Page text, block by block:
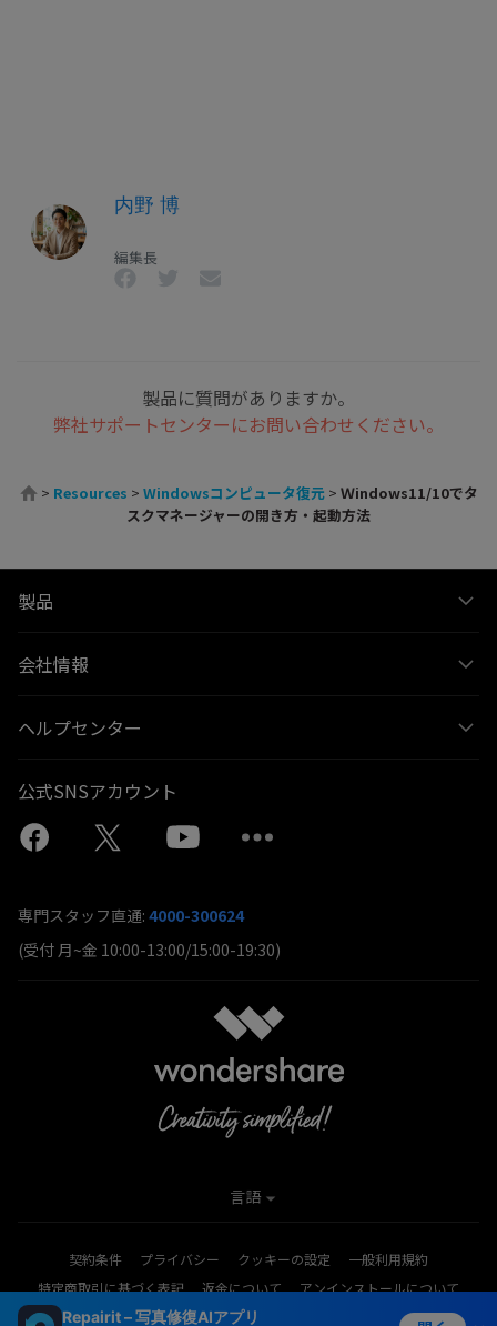
Repairit – 写真修復AIアプリ
内野 博
編集長
製品に質問がありますか。
弊社サポートセンターにお問い合わせください。
> Resources > Windowsコンピュータ復元> Ｗindows11/10でタ
スクマネージャーの開き方・起動方法
製品
会社情報
ヘルプセンター
公式SNSアカウント
専門スタッフ直通: 4000-300624
(受付 月~金 10:00-13:00/15:00-19:30)
契約条件 プライバシー クッキーの設定
一般利用規約
特定商取引に基づく表記
返金について
アンインストールについて
Copyright © 2026Wondershare. All rights reserved.
言語